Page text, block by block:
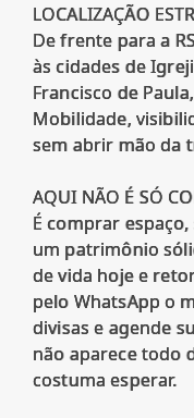
LOCALIZAÇÃO
De frente para a
às cidades de
Francisco de
Mobilidade,
sem abrir mão da
AQUI NÃO É SÓ
É comprar
um patrimônio
de vida hoje e
pelo WhatsApp o
divisas e agende
não aparece todo
costuma esperar.